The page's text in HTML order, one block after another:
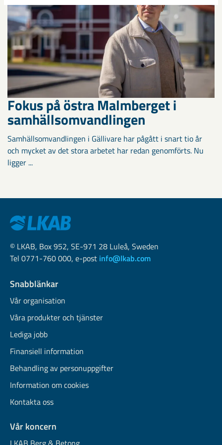
Fokus på östra Malmberget i
samhällsomvandlingen
Samhällsomvandlingen i Gällivare har pågått i snart tio år
och mycket av det stora arbetet har redan genomförts. Nu
ligger ...
© LKAB, Box 952, SE-971 28 Luleå, Sweden
Tel 0771-760 000, e-post info@lkab.com
Snabblänkar
Vår organisation
Våra produkter och tjänster
Lediga jobb
Finansiell information
Behandling av personuppgifter
Information om cookies
Kontakta oss
Vår koncern